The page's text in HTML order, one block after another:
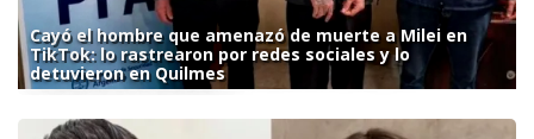
Cayó el hombre que amenazó de muerte a Milei en
TikTok: lo rastrearon por redes sociales y lo
detuvieron en Quilmes